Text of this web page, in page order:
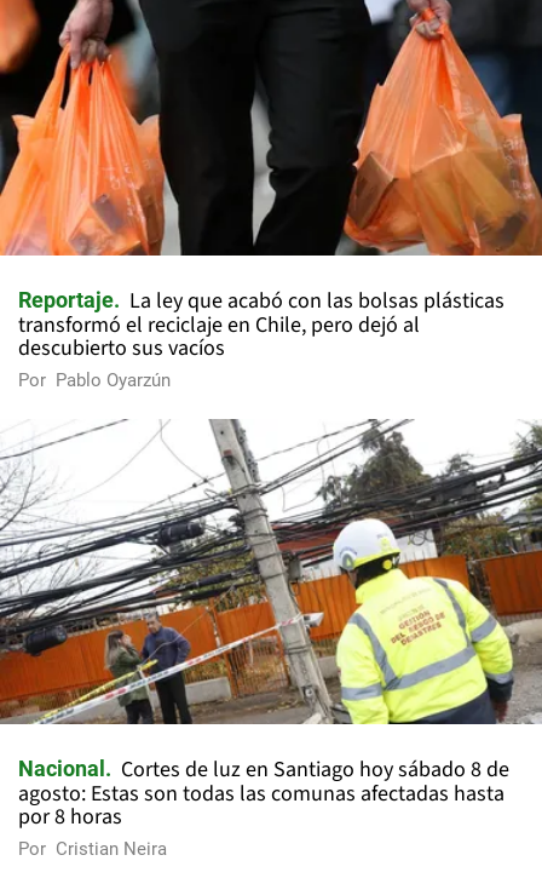
Reportaje
La ley que acabó con las bolsas plásticas
transformó el reciclaje en Chile, pero dejó al
descubierto sus vacíos
Por Pablo Oyarzún
Nacional
Cortes de luz en Santiago hoy sábado 8 de
agosto: Estas son todas las comunas afectadas hasta
por 8 horas
Por Cristian Neira